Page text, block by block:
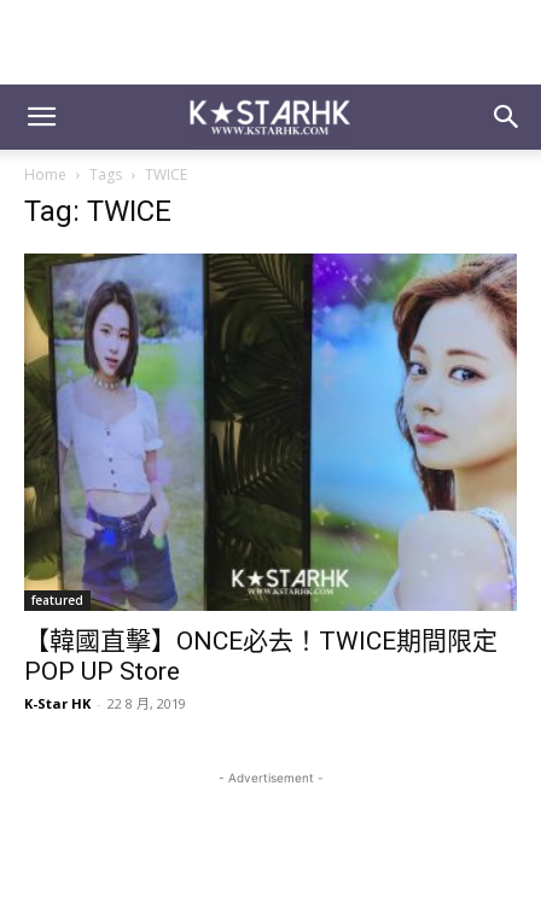
Home Tags TWICE
Tag: TWICE
featured
【韓國直擊】ONCE必去！TWICE期間限定
POP UP Store
K-Star HK - 22 8 月, 2019
- Advertisement -